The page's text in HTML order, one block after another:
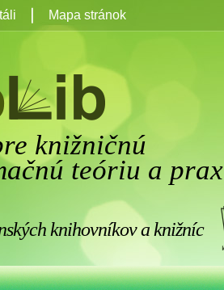
knižničnú
teóriu a prax
knihovníkov a knižníc
Mapa stránok